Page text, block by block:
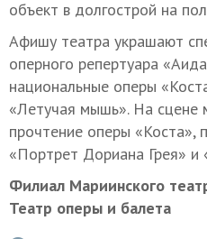
объект в долгострой на
Афишу театра украшают
оперного репертуара
национальные оперы
«Летучая мышь». На сцене
прочтение оперы «Коста»,
«Портрет Дориана Грея»
Филиал Мариинского
Театр оперы и балета